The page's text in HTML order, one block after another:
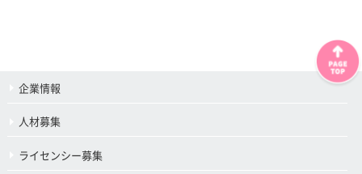
企業情報
人材募集
ライセンシー募集